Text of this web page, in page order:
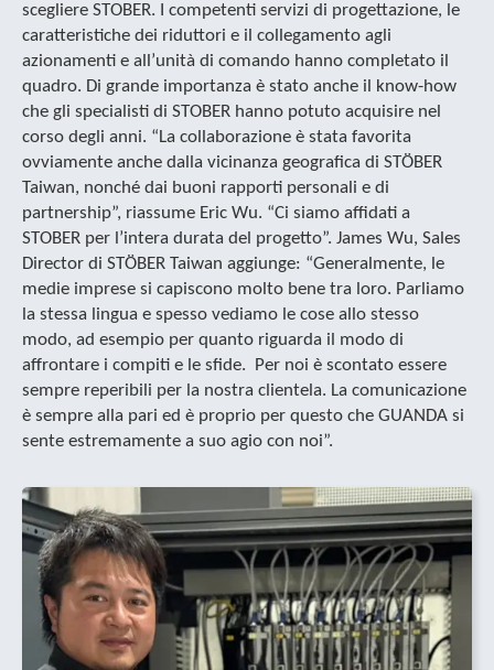
scegliere STOBER. I competenti servizi di progettazione, le
caratteristiche dei riduttori e il collegamento agli
azionamenti e all’unità di comando hanno completato il
quadro. Di grande importanza è stato anche il know-how
che gli specialisti di STOBER hanno potuto acquisire nel
corso degli anni. “La collaborazione è stata favorita
ovviamente anche dalla vicinanza geografica di STÖBER
Taiwan, nonché dai buoni rapporti personali e di
partnership”, riassume Eric Wu. “Ci siamo affidati a
STOBER per l’intera durata del progetto”. James Wu, Sales
Director di STÖBER Taiwan aggiunge: “Generalmente, le
medie imprese si capiscono molto bene tra loro. Parliamo
la stessa lingua e spesso vediamo le cose allo stesso
modo, ad esempio per quanto riguarda il modo di
affrontare i compiti e le sfide. Per noi è scontato essere
sempre reperibili per la nostra clientela. La comunicazione
è sempre alla pari ed è proprio per questo che GUANDA si
sente estremamente a suo agio con noi”.